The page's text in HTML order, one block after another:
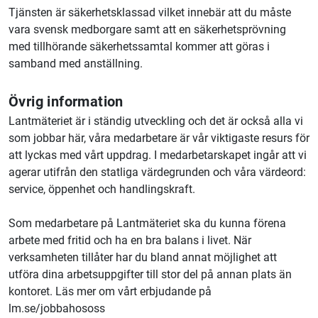
Tjänsten är säkerhetsklassad vilket innebär att du måste
vara svensk medborgare samt att en säkerhetsprövning
med tillhörande säkerhetssamtal kommer att göras i
samband med anställning.
Övrig information
Lantmäteriet är i ständig utveckling och det är också alla vi
som jobbar här, våra medarbetare är vår viktigaste resurs för
att lyckas med vårt uppdrag. I medarbetarskapet ingår att vi
agerar utifrån den statliga värdegrunden och våra värdeord:
service, öppenhet och handlingskraft.
Som medarbetare på Lantmäteriet ska du kunna förena
arbete med fritid och ha en bra balans i livet. När
verksamheten tillåter har du bland annat möjlighet att
utföra dina arbetsuppgifter till stor del på annan plats än
kontoret. Läs mer om vårt erbjudande på
lm.se/jobbahososs